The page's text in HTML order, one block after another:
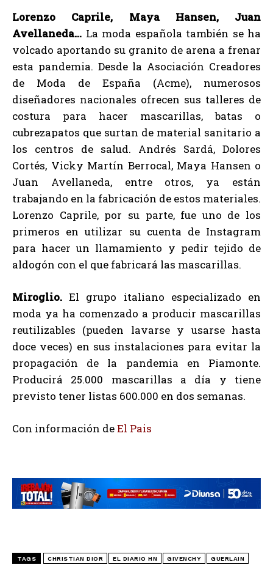
Lorenzo Caprile, Maya Hansen, Juan
Avellaneda… La moda española también se ha
volcado aportando su granito de arena a frenar
esta pandemia. Desde la Asociación Creadores
de Moda de España (Acme), numerosos
diseñadores nacionales ofrecen sus talleres de
costura para hacer mascarillas, batas o
cubrezapatos que surtan de material sanitario a
los centros de salud. Andrés Sardá, Dolores
Cortés, Vicky Martín Berrocal, Maya Hansen o
Juan Avellaneda, entre otros, ya están
trabajando en la fabricación de estos materiales.
Lorenzo Caprile, por su parte, fue uno de los
primeros en utilizar su cuenta de Instagram
para hacer un llamamiento y pedir tejido de
aldogón con el que fabricará las mascarillas.
Miroglio.El grupo italiano especializado en
moda ya ha comenzado a producir mascarillas
reutilizables (pueden lavarse y usarse hasta
doce veces) en sus instalaciones para evitar la
propagación de la pandemia en Piamonte.
Producirá 25.000 mascarillas a día y tiene
previsto tener listas 600.000 en dos semanas.
Con información deEl Pais
TAGS CHRISTIAN DIOR EL DIARIO HN GIVENCHY GUERLAIN